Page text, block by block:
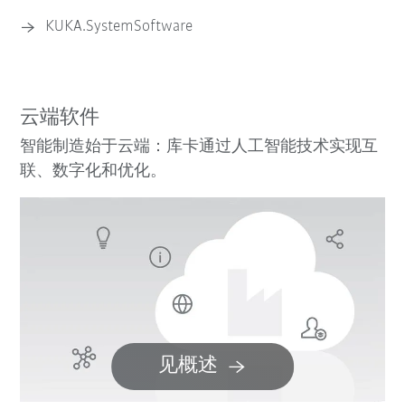
KUKA.SystemSoftware
云端软件
智能制造始于云端：库卡通过人工智能技术实现互
联、数字化和优化。
见概述